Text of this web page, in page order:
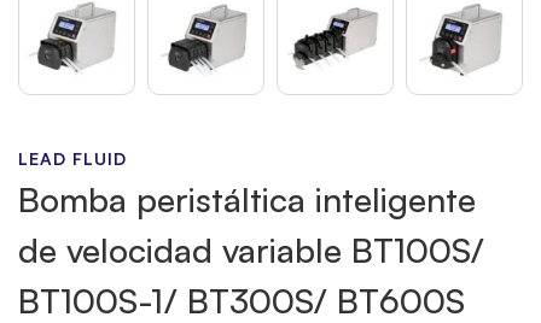
LEAD FLUID
Bomba peristáltica inteligente
de velocidad variable BT100S/
BT100S-1/ BT300S/ BT600S